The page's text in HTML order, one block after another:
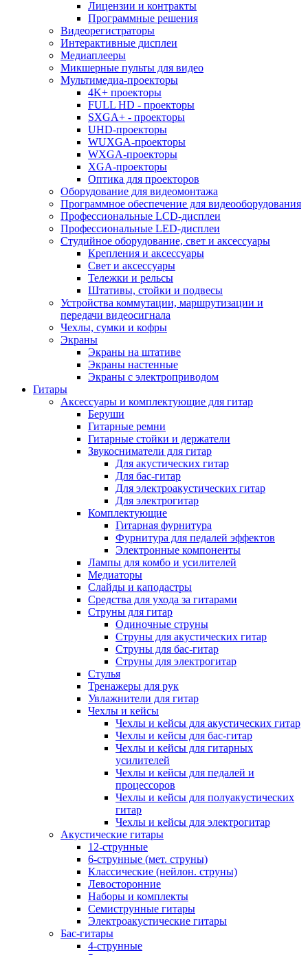
Лицензии и контракты
Программные решения
Видеорегистраторы
Интерактивные дисплеи
Медиаплееры
Микшерные пульты для видео
Мультимедиа-проекторы
4K+ проекторы
FULL HD - проекторы
SXGA+ - проекторы
UHD-проекторы
WUXGA-проекторы
WXGA-проекторы
XGA-проекторы
Оптика для проекторов
Оборудование для видеомонтажа
Программное обеспечение для видеооборудования
Профессиональные LCD-дисплеи
Профессиональные LED-дисплеи
Студийное оборудование, свет и аксессуары
Крепления и аксессуары
Свет и аксессуары
Тележки и рельсы
Штативы, стойки и подвесы
Устройства коммутации, маршрутизации и
передачи видеосигнала
Чехлы, сумки и кофры
Экраны
Экраны на штативе
Экраны настенные
Экраны с электроприводом
Гитары
Аксессуары и комплектующие для гитар
Беруши
Гитарные ремни
Гитарные стойки и держатели
Звукосниматели для гитар
Для акустических гитар
Для бас-гитар
Для электроакустических гитар
Для электрогитар
Комплектующие
Гитарная фурнитура
Фурнитура для педалей эффектов
Электронные компоненты
Лампы для комбо и усилителей
Медиаторы
Слайды и каподастры
Средства для ухода за гитарами
Струны для гитар
Одиночные струны
Струны для акустических гитар
Струны для бас-гитар
Струны для электрогитар
Стулья
Тренажеры для рук
Увлажнители для гитар
Чехлы и кейсы
Чехлы и кейсы для акустических гитар
Чехлы и кейсы для бас-гитар
Чехлы и кейсы для гитарных
усилителей
Чехлы и кейсы для педалей и
процессоров
Чехлы и кейсы для полуакустических
гитар
Чехлы и кейсы для электрогитар
Акустические гитары
12-струнные
6-струнные (мет. струны)
Классические (нейлон. струны)
Левосторонние
Наборы и комплекты
Семиструнные гитары
Электроакустические гитары
Бас-гитары
4-струнные